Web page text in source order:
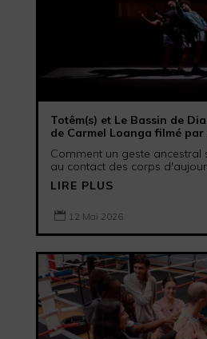
Totêm(s) et Le Bassin de
de Carmel Loanga filmé par
Comment un geste ancestral
au contact des corps
LIRE PLUS
 12 Mai 2026